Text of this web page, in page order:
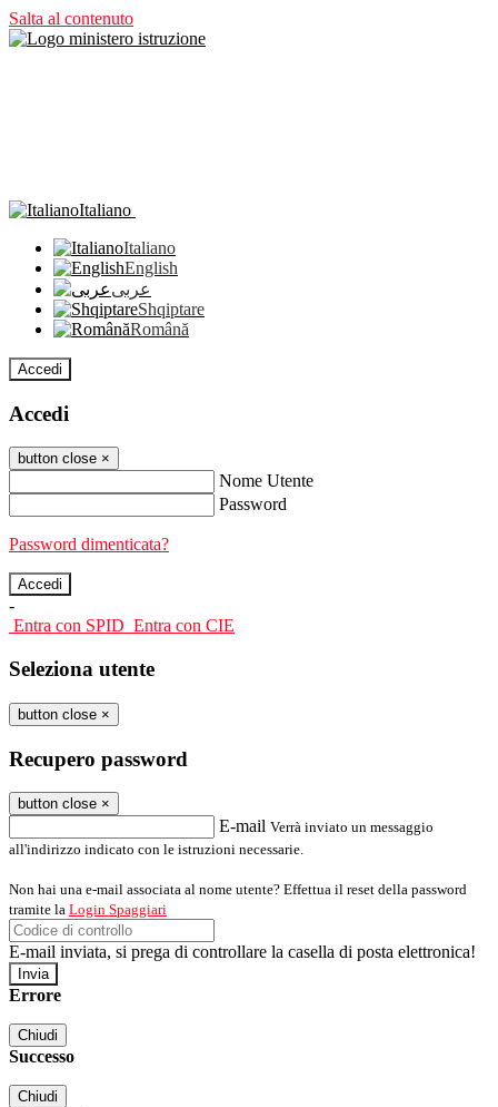
Salta al contenuto
Italiano
Italiano
English
عربى
Shqiptare
Română
Accedi
Accedi
button close ×
Nome Utente
Password
Password dimenticata?
-
Entra con SPID Entra con CIE
Seleziona utente
button close ×
Recupero password
button close ×
E-mail Verrà inviato un messaggio
all'indirizzo indicato con le istruzioni necessarie.
Non hai una e-mail associata al nome utente? Effettua il reset della password
tramite la Login Spaggiari
E-mail inviata, si prega di controllare la casella di posta elettronica!
Errore
Chiudi
Successo
Chiudi